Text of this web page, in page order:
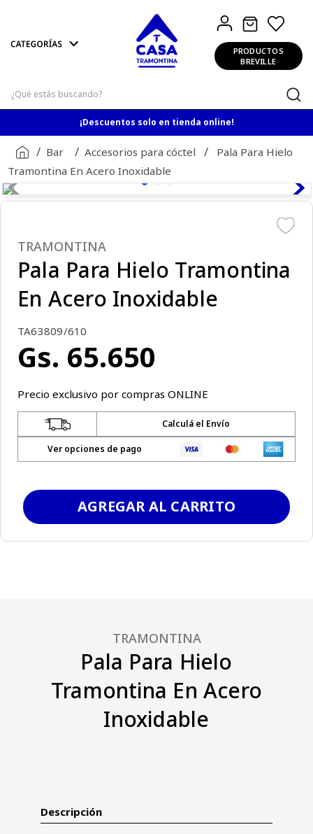
PRODUCTOS
BREVILLE
¡Descuentos solo en tienda online!
Bar Accesorios para cóctel
Pala Para Hielo
Tramontina En Acero Inoxidable
TRAMONTINA
Pala Para Hielo Tramontina
En Acero Inoxidable
TA63809/610
Gs. 65.650
Precio exclusivo por compras ONLINE
Calculá el Envío
Ver opciones de pago
AGREGAR AL CARRITO
TRAMONTINA
Pala Para Hielo
Tramontina En Acero
Inoxidable
Descripción